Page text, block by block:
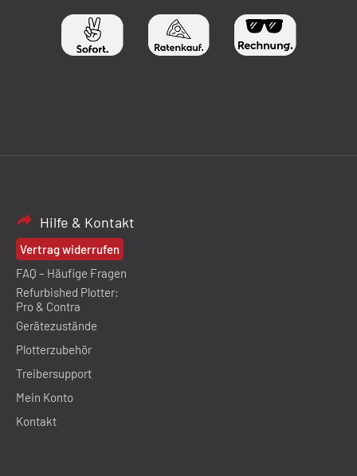
Hilfe & Kontakt
Vertrag widerrufen
FAQ – Häufige Fragen
Refurbished Plotter:
Pro & Contra
Gerätezustände
Plotterzubehör
Treibersupport
Mein Konto
Kontakt